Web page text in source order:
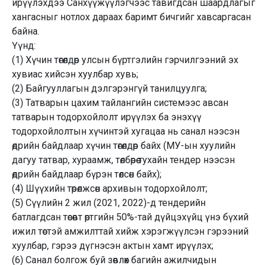
ирүүлэхдээ Санхүүжүүлэгчээс тавигдсан шаардлагыг
хангасныг нотлох дараах баримт бичгийг хавсаргасан
байна.
Үүнд:
(1) Хүчин төгөлдөр улсын бүртгэлийн гэрчилгээний эх
хувиас хийсэн хуулбар хувь;
(2) Байгууллагын дэлгэрэнгүй танилцуулга;
(3) Татварын цахим тайлангийн системээс авсан
татварын тодорхойлолт ирүүлэх ба энэхүү
тодорхойлолтын хүчинтэй хугацаа нь санал нээсэн
өдрийн байдлаар хүчин төгөлдөр байх (МУ-ын хуулийн
дагуу татвар, хураамж, төлбөрөө тухайн тендер нээсэн
өдрийн байдлаар бүрэн төлсөн байх);
(4) Шүүхийн төрөлжсөн архивын тодорхойлолт;
(5) Сүүлийн 2 жил (2021, 2022)-д тендерийн
батлагдсан төсөвт өртгийн 50%-тай дүйцэхүйц үнэ бүхий
ижил төстэй амжилттай хийж хэрэгжүүлсэн гэрээний
хуулбар, гэрээ дүгнэсэн актын хамт ирүүлэх;
(6) Санал болгож буй зөвлөх багийн ажилчидын